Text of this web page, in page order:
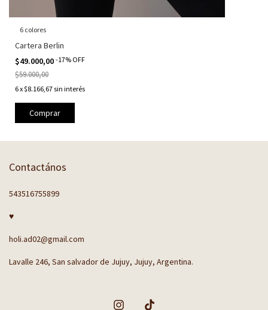
6 colores
Cartera Berlin
$49.000,00 -17% OFF
$59.000,00
6x$8.166,67sin interés
Comprar
Contactános
543516755899
♥
holi.ad02@gmail.com
Lavalle 246, San salvador de Jujuy, Jujuy, Argentina.